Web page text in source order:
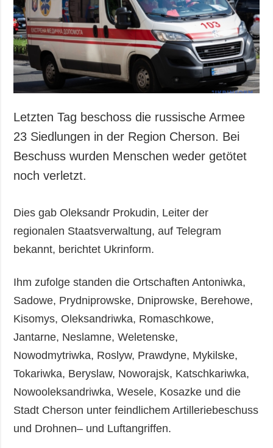
Letzten Tag beschoss die russische Armee
23 Siedlungen in der Region Cherson. Bei
Beschuss wurden Menschen weder getötet
noch verletzt.
Dies gab Oleksandr Prokudin, Leiter der
regionalen Staatsverwaltung, auf Telegram
bekannt, berichtet Ukrinform.
Ihm zufolge standen die Ortschaften Antoniwka,
Sadowe, Prydniprowske, Dniprowske, Berehowe,
Kisomys, Oleksandriwka, Romaschkowe,
Jantarne, Neslamne, Weletenske,
Nowodmytriwka, Roslyw, Prawdyne, Mykilske,
Tokariwka, Beryslaw, Noworajsk, Katschkariwka,
Nowooleksandriwka, Wesele, Kosazke und die
Stadt Cherson unter feindlichem Artilleriebeschuss
und Drohnen– und Luftangriffen.